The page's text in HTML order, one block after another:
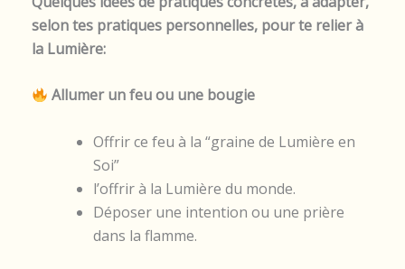
selon tes pratiques personnelles, pour te relier à
la Lumière:
Allumer un feu ou une bougie
Offrir ce feu à la “graine de Lumière en
Soi”
l’offrir à la Lumière du monde.
Déposer une intention ou une prière
dans la flamme.